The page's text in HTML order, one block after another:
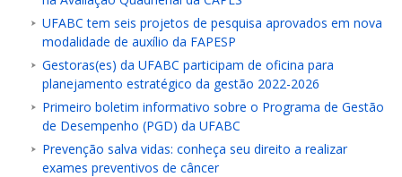
UFABC tem seis projetos de pesquisa aprovados em nova
modalidade de auxílio da FAPESP
Gestoras(es) da UFABC participam de oficina para
planejamento estratégico da gestão 2022-2026
Primeiro boletim informativo sobre o Programa de Gestão
de Desempenho (PGD) da UFABC
Prevenção salva vidas: conheça seu direito a realizar
exames preventivos de câncer